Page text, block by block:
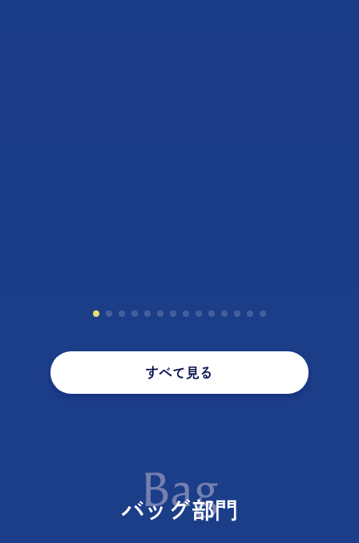
すべて見る
バッグ部門
Bag
バッグ